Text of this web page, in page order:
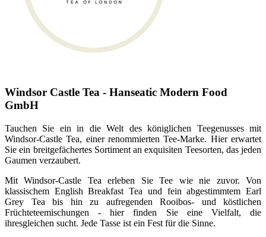
Windsor Castle Tea - Hanseatic Modern Food
GmbH
Tauchen Sie ein in die Welt des königlichen Teegenusses mit
Windsor-Castle Tea, einer renommierten Tee-Marke. Hier erwartet
Sie ein breitgefächertes Sortiment an exquisiten Teesorten, das jeden
Gaumen verzaubert.
Mit Windsor-Castle Tea erleben Sie Tee wie nie zuvor. Von
klassischem English Breakfast Tea und fein abgestimmtem Earl
Grey Tea bis hin zu aufregenden Rooibos- und köstlichen
Früchteteemischungen - hier finden Sie eine Vielfalt, die
ihresgleichen sucht. Jede Tasse ist ein Fest für die Sinne.